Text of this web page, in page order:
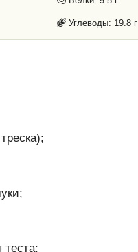
Углеводы: 19.8 г
теста;